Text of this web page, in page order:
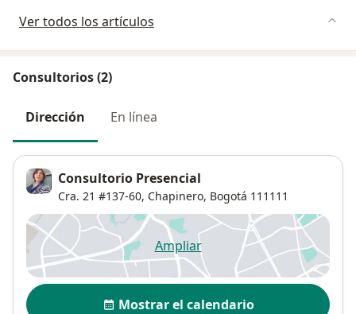
Ver todos los artículos
Consultorios (2)
Dirección En línea
Consultorio Presencial
Cra. 21 #137-60, Chapinero, Bogotá 111111
Ampliarse abre en una nueva
Disponibilidad
Mostrar el calendario